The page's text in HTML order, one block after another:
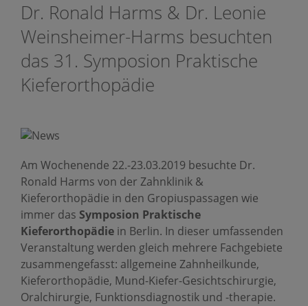
Dr. Ronald Harms & Dr. Leonie
Weinsheimer-Harms besuchten
das 31. Symposion Praktische
Kieferorthopädie
Am Wochenende 22.-23.03.2019 besuchte Dr.
Ronald Harms von der Zahnklinik &
Kieferorthopädie in den Gropiuspassagen wie
immer das Symposion Praktische
Kieferorthopädie in Berlin. In dieser umfassenden
Veranstaltung werden gleich mehrere Fachgebiete
zusammengefasst: allgemeine Zahnheilkunde,
Kieferorthopädie, Mund-Kiefer-Gesichtschirurgie,
Oralchirurgie, Funktionsdiagnostik und -therapie.